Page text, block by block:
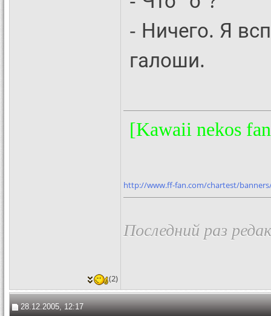
- Ничего. Я
галоши.
[Kawaii nekos
http://www.ff-fan.com/chartest/
Последний раз
(2)
28.12.2005, 12:17